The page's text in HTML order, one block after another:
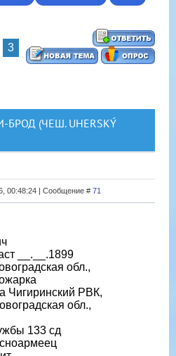
3
(ЧЕШ. UHERSKÝ
00:48:24 | Сообщение # 71
__.__.1899
обл.,
Чигиринский РВК,
обл.,
133 сд